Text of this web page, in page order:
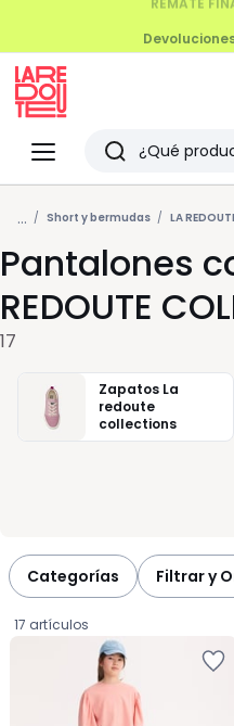
Menu
Redoute
Buscar
Últimos
artículos
vistos
... Short y bermudas LA
Pantalones
REDOUTE
17
Zapatos La
redoute
collections
Categorías Filtrar y
17 artículos